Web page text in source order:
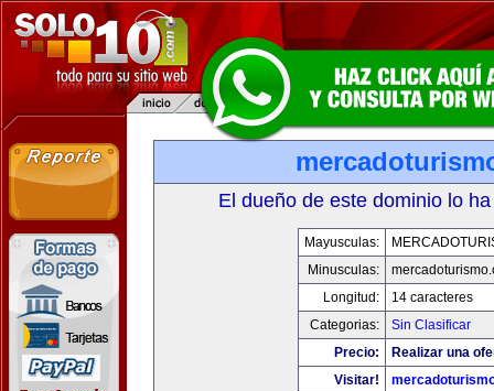
El dueño de este dominio lo
Mayusculas:
Minusculas:
Longitud:
14 caracteres
Categorias:
Sin Clasificar
Precio:
Realizar una
Visitar!